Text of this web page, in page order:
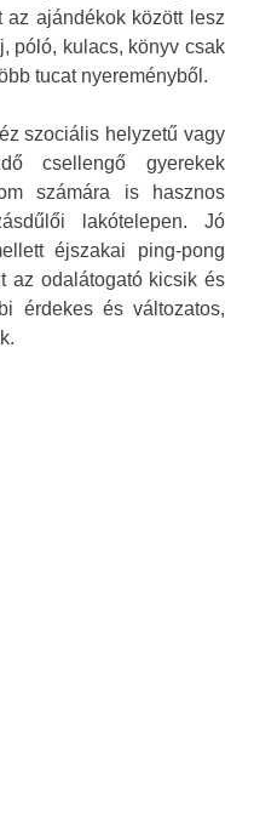
az ajándékok között lesz
póló, kulacs, könyv csak
tucat nyereményből.
szociális helyzetű vagy
csellengő gyerekek
számára is hasznos
lakótelepen. Jó
éjszakai ping-pong
az odalátogató kicsik és
érdekes és változatos,